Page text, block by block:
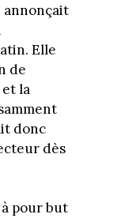
annonçait
Elle
de
et la
donc
dès
pour but